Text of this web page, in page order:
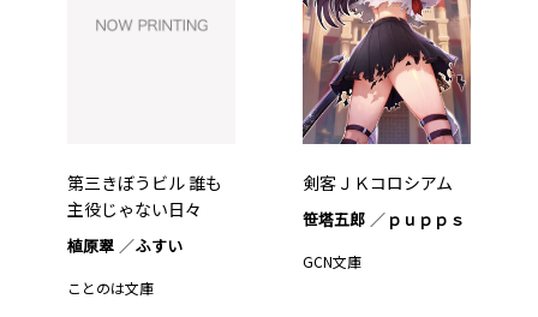
第三きぼうビル 誰も
主役じゃない日々
植原翠 ふすい
ことのは文庫
剣客ＪＫコロシアム
笹塔五郎 ｐｕｐｐｓ
GCN文庫